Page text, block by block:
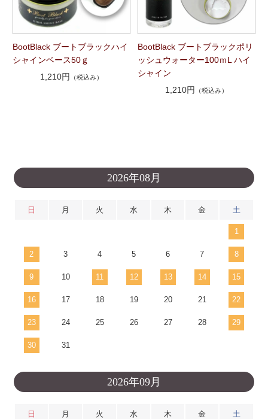
BootBlack ブートブラックハイ
シャインベース50ｇ
1,210円
（税込み）
BootBlack ブートブラックポリ
ッシュウォーター100ｍL ハイ
シャイン
1,210円
（税込み）
2026年08月
日 月 火 水 木 金 土
1
2 3 4 5 6 7 8
9 10 11 12 13 14 15
16 17 18 19 20 21 22
23 24 25 26 27 28 29
30 31
2026年09月
日 月 火 水 木 金 土